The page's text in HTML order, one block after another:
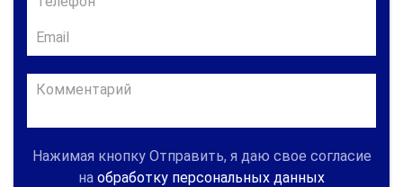
Нажимая кнопку Отправить, я даю свое согласие
на обработку персональных данных